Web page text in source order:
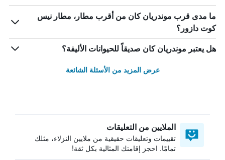
ما مدى قرب موندريان كان من أقرب مطار، مطار نيس
كوت دازور؟
هل يعتبر موندريان كان صديقاً للحيوانات الأليفة؟
عرض المزيد من الأسئلة الشائعة
الملايين من التعليقات
تقييمات وتعليقات حقيقية من ملايين النزلاء، مثلك
تمامًا. احجز إقامتك المثالية بكل ثقة!